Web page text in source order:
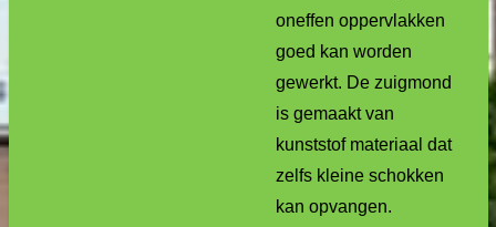
oneffen oppervlakken
goed kan worden
gewerkt. De zuigmond
is gemaakt van
kunststof materiaal dat
zelfs kleine schokken
kan opvangen.